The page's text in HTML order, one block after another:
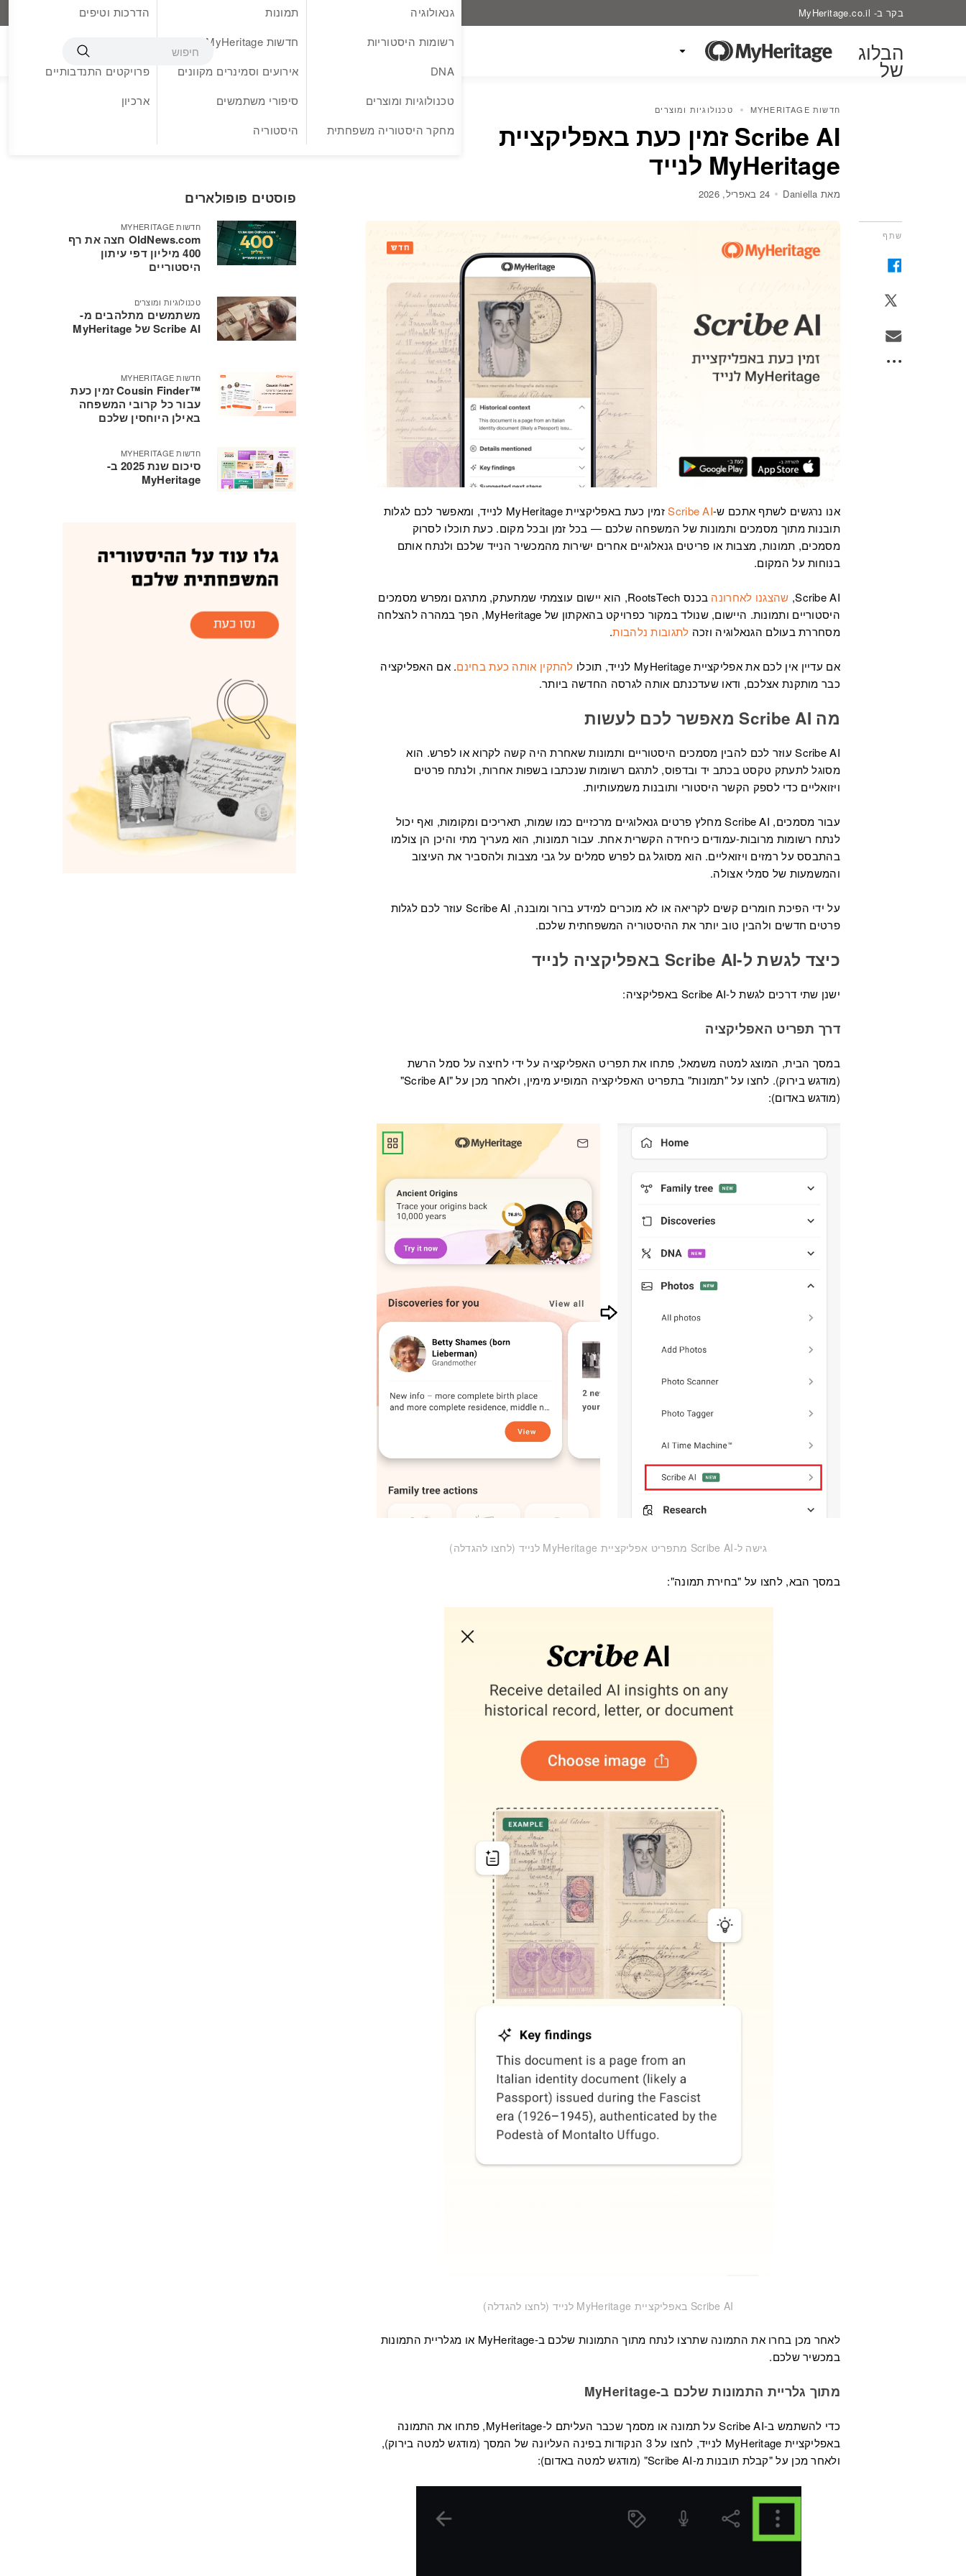
בקר ב- MyHeritage.co.il עברית
הבלוג
של
גנאולוגיה
רשומות היסטוריות
DNA
טכנולוגיות ומוצרים
מחקר היסטוריה משפחתית
תמונות
חדשות MyHeritage
אירועים וסמינרים מקוונים
סיפורי משתמשים
היסטוריה
הדרכות וטיפים
פרויקטים התנדבותיים
ארכיון
חדשות MYHERITAGE טכנולוגיות ומוצרים
Scribe AI זמין כעת באפליקציית
MyHeritage לנייד
מאת Daniella 24 באפריל, 2026
שתף
אנו נרגשים לשתף אתכם ש-Scribe AI
זמין כעת באפליקציית MyHeritage לנייד, ומאפשר לכם לגלות
תובנות מתוך מסמכים ותמונות של המשפחה שלכם — בכל זמן ובכל מקום. כעת תוכלו לסרוק
מסמכים, תמונות, מצבות או פריטים גנאלוגיים אחרים ישירות מהמכשיר הנייד שלכם ולנתח אותם
בנוחות על המקום.
Scribe AI, שהצגנו לאחרונה
בכנס RootsTech, הוא יישום עוצמתי שמתעתק, מתרגם ומפרש מסמכים
היסטוריים ותמונות. היישום, שנולד במקור כפרויקט בהאקתון של MyHeritage, הפך במהרה להצלחה
מסחררת בעולם הגנאלוגיה וזכה לתגובות נלהבות.
אם עדיין אין לכם את אפליקציית MyHeritage לנייד, תוכלו להתקין אותה כעת בחינם. אם האפליקציה
כבר מותקנת אצלכם, ודאו שעדכנתם אותה לגרסה החדשה ביותר.
מה Scribe AI מאפשר לכם לעשות
Scribe AI עוזר לכם להבין מסמכים היסטוריים ותמונות שאחרת היה קשה לקרוא או לפרש. הוא
מסוגל לתעתק טקסט בכתב יד ובדפוס, לתרגם רשומות שנכתבו בשפות אחרות, ולנתח פרטים
ויזואליים כדי לספק הקשר היסטורי ותובנות משמעותיות.
עבור מסמכים, Scribe AI מחלץ פרטים גנאלוגיים מרכזיים כמו שמות, תאריכים ומקומות, ואף יכול
לנתח רשומות מרובות-עמודים כיחידה הקשרית אחת. עבור תמונות, הוא מעריך מתי והיכן הן צולמו
בהתבסס על רמזים ויזואליים. הוא מסוגל גם לפרש סמלים על גבי מצבות ולהסביר את העיצוב
והמשמעות של סמלי אצולה.
על ידי הפיכת חומרים קשים לקריאה או לא מוכרים למידע ברור ומובנה, Scribe AI עוזר לכם לגלות
פרטים חדשים ולהבין טוב יותר את ההיסטוריה המשפחתית שלכם.
כיצד לגשת ל-Scribe AI באפליקציה לנייד
ישנן שתי דרכים לגשת ל-Scribe AI באפליקציה:
דרך תפריט האפליקציה
במסך הבית, המוצג למטה משמאל, פתחו את תפריט האפליקציה על ידי לחיצה על סמל הרשת
(מודגש בירוק). לחצו על "תמונות" בתפריט האפליקציה המופיע מימין, ולאחר מכן על "Scribe AI"
(מודגש באדום):
גישה ל-Scribe AI מתפריט אפליקציית MyHeritage לנייד (לחצו להגדלה)
במסך הבא, לחצו על "בחירת תמונה":
Scribe AI באפליקציית MyHeritage לנייד (לחצו להגדלה)
לאחר מכן בחרו את התמונה שתרצו לנתח מתוך התמונות שלכם ב-MyHeritage או מגלריית התמונות
במכשיר שלכם.
מתוך גלריית התמונות שלכם ב-MyHeritage
כדי להשתמש ב-Scribe AI על תמונה או מסמך שכבר העליתם ל-MyHeritage, פתחו את התמונה
באפליקציית MyHeritage לנייד, לחצו על 3 הנקודות בפינה העליונה של המסך (מודגש למטה בירוק),
ולאחר מכן על "קבלת תובנות מ-Scribe AI" (מודגש למטה באדום):
פוסטים פופולארים
חדשות MYHERITAGE
OldNews.com חצה את רף
400 מיליון דפי עיתון
היסטוריים
טכנולוגיות ומוצרים
משתמשים מתלהבים מ-
Scribe AI של MyHeritage
חדשות MYHERITAGE
Cousin Finder™‎ זמין כעת
עבור כל קרובי המשפחה
באילן היוחסין שלכם
חדשות MYHERITAGE
סיכום שנת 2025 ב-
MyHeritage